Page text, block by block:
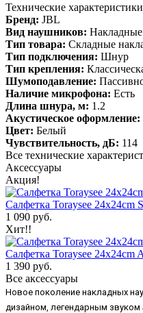
Технические характеристики
Бренд: JBL
Вид наушников: Накладные
Тип товара: Складные
Тип подключения: Шнур
Тип крепления:
Шумоподавление:
Наличие микрофона: Есть
Длина шнура, м: 1.2
Акустическое оформление:
Цвет: Белый
Чувствительность, дБ: 114
Все технические
Аксессуары
Акция!
Салфетка Toraysee 24x24cm
1 090 руб.
Хит!!
Салфетка Toraysee 24x24cm
1 390 руб.
Все аксессуары
Новое поколение накладных
дизайном, легендарным звуком